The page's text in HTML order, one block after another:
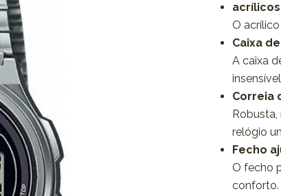
acrílicos
O
Caixa
A caixa
Correia
relógio
Fecho
O fecho
conforto.